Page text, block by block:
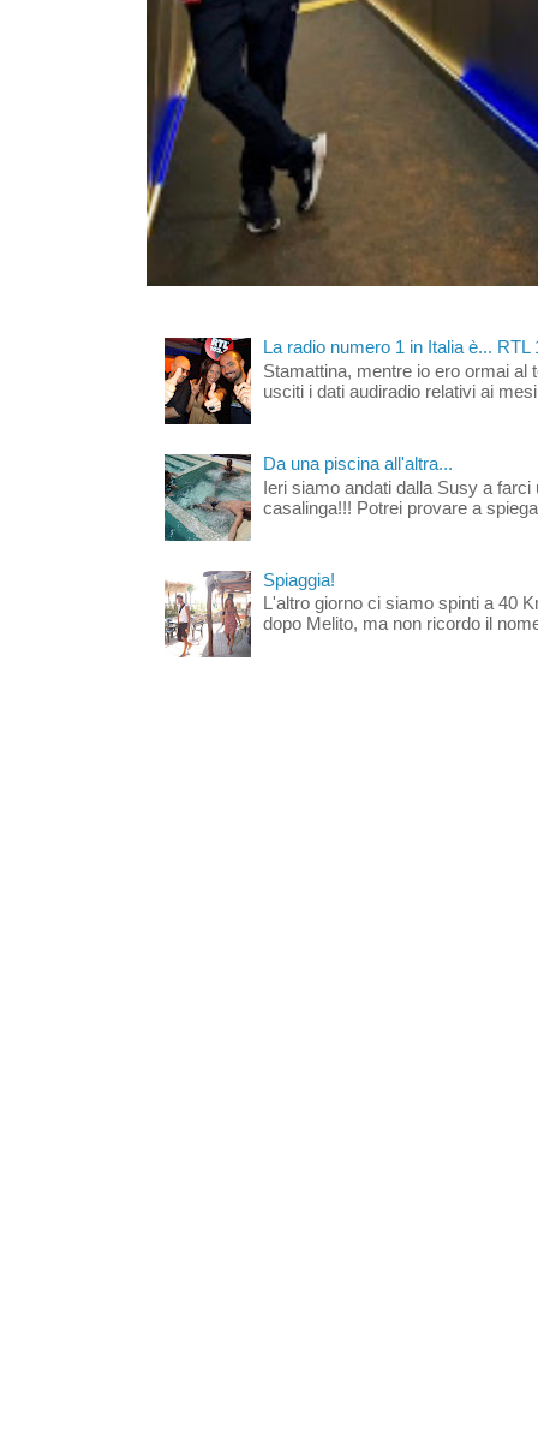
La radio numero 1 in Italia è... RTL
Stamattina, mentre io ero ormai al
usciti i dati audiradio relativi ai
Da una piscina all'altra...
Ieri siamo andati dalla Susy a
casalinga!!! Potrei provare a
Spiaggia!
L'altro giorno ci siamo spinti a 40
dopo Melito, ma non ricordo il